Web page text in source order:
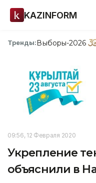
KAZINFORM
Тренды:Выборы-2026
09:56, 12 Февраля 2020
Укрепление
объяснили в